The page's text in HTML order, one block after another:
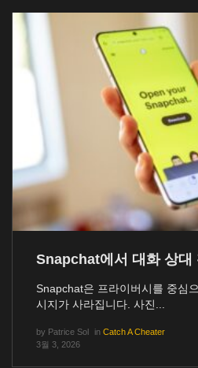
Snapchat에서 대화 상대
Snapchat은 프라이버시를 중심
시지가 사라집니다. 사진...
by Patrice Sol in Catch A Cheater
3월 3, 2026